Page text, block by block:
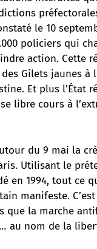
le 10
policiers qui
action. Cette
Gilets jaunes
Et plus l’État
libre cours à
du 9 mai la
Utilisant le
en 1994, tout ce
manifeste.
la marche
au nom de la